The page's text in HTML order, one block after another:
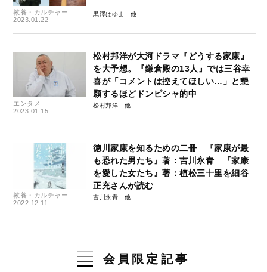
教養・カルチャー
2023.01.22
黒澤はゆま
エンタメ
2023.01.15
松村邦洋が大河ドラマ『どうする家康』
を大予想。『鎌倉殿の13人』では三谷幸
喜が「コメントは控えてほしい…」と懇
願するほどドンピシャ的中
松村邦洋
教養・カルチャー
2022.12.11
徳川家康を知るための二冊 『家康が最
も恐れた男たち』著：吉川永青 『家康
を愛した女たち』著：植松三十里を細谷
正充さんが読む
吉川永青
会員限定記事